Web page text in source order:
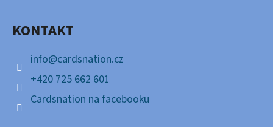
KONTAKT
info@cardsnation.cz
+420 725 662 601
Cardsnation na facebooku